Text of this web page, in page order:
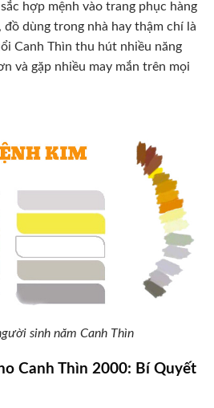
hợp mệnh vào trang phục hàng
đồ dùng trong nhà hay thậm chí là
Canh Thìn thu hút nhiều năng
và gặp nhiều may mắn trên mọi
sinh năm Canh Thìn
Canh Thìn 2000: Bí Quyết